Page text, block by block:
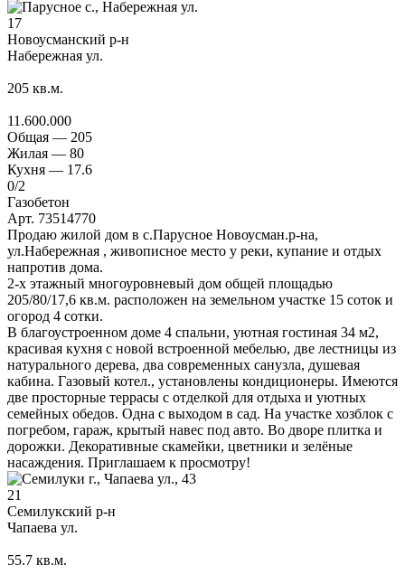
17
Новоусманский р-н
Набережная ул.
205 кв.м.
11.600.000
Общая — 205
Жилая — 80
Кухня — 17.6
0/2
Газобетон
Арт. 73514770
Продаю жилой дом в с.Парусное Новоусман.р-на,
ул.Набережная , живописное место у реки, купание и отдых
напротив дома.
2-х этажный многоуровневый дом общей площадью
205/80/17,6 кв.м. расположен на земельном участке 15 соток и
огород 4 сотки.
В благоустроенном доме 4 спальни, уютная гостиная 34 м2,
красивая кухня с новой встроенной мебелью, две лестницы из
натурального дерева, два cовременных санузла, душевая
кабина. Газовый котел., установлены кондиционеры. Имеются
две просторные террасы с отделкой для отдыха и уютных
семейных обедов. Одна с выходом в сад. На участке хозблок с
погребом, гараж, крытый навес под авто. Во дворе плитка и
дорожки. Декоративные скамейки, цветники и зелёные
насаждения. Приглашаем к просмотру!
21
Семилукский р-н
Чапаева ул.
55.7 кв.м.